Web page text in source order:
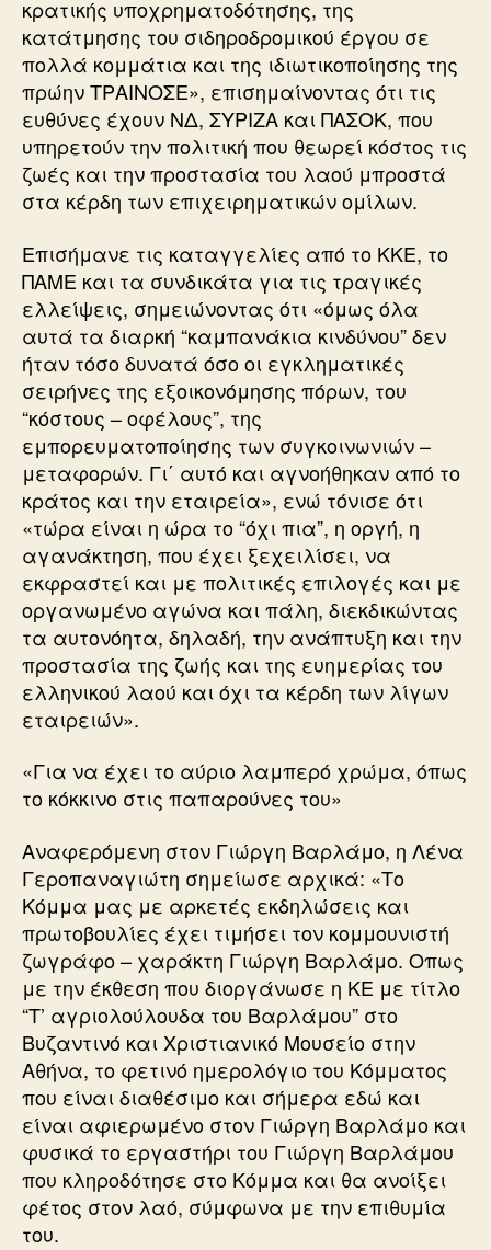
κρατικής υποχρηματοδότησης, της
κατάτμησης του σιδηροδρομικού έργου σε
πολλά κομμάτια και της ιδιωτικοποίησης της
πρώην ΤΡΑΙΝΟΣΕ», επισημαίνοντας ότι τις
ευθύνες έχουν ΝΔ, ΣΥΡΙΖΑ και ΠΑΣΟΚ, που
υπηρετούν την πολιτική που θεωρεί κόστος τις
ζωές και την προστασία του λαού μπροστά
στα κέρδη των επιχειρηματικών ομίλων.
Επισήμανε τις καταγγελίες από το ΚΚΕ, το
ΠΑΜΕ και τα συνδικάτα για τις τραγικές
ελλείψεις, σημειώνοντας ότι «όμως όλα
αυτά τα διαρκή “καμπανάκια κινδύνου” δεν
ήταν τόσο δυνατά όσο οι εγκληματικές
σειρήνες της εξοικονόμησης πόρων, του
“κόστους – οφέλους”, της
εμπορευματοποίησης των συγκοινωνιών –
μεταφορών. Γι΄ αυτό και αγνοήθηκαν από το
κράτος και την εταιρεία», ενώ τόνισε ότι
«τώρα είναι η ώρα το “όχι πια”, η οργή, η
αγανάκτηση, που έχει ξεχειλίσει, να
εκφραστεί και με πολιτικές επιλογές και με
οργανωμένο αγώνα και πάλη, διεκδικώντας
τα αυτονόητα, δηλαδή, την ανάπτυξη και την
προστασία της ζωής και της ευημερίας του
ελληνικού λαού και όχι τα κέρδη των λίγων
εταιρειών».
«Για να έχει το αύριο λαμπερό χρώμα, όπως
το κόκκινο στις παπαρούνες του»
Αναφερόμενη στον Γιώργη Βαρλάμο, η Λένα
Γεροπαναγιώτη σημείωσε αρχικά: «Το
Κόμμα μας με αρκετές εκδηλώσεις και
πρωτοβουλίες έχει τιμήσει τον κομμουνιστή
ζωγράφο – χαράκτη Γιώργη Βαρλάμο. Οπως
με την έκθεση που διοργάνωσε η ΚΕ με τίτλο
“Τ’ αγριολούλουδα του Βαρλάμου” στο
Βυζαντινό και Χριστιανικό Μουσείο στην
Αθήνα, το φετινό ημερολόγιο του Κόμματος
που είναι διαθέσιμο και σήμερα εδώ και
είναι αφιερωμένο στον Γιώργη Βαρλάμο και
φυσικά το εργαστήρι του Γιώργη Βαρλάμου
που κληροδότησε στο Κόμμα και θα ανοίξει
φέτος στον λαό, σύμφωνα με την επιθυμία
του.